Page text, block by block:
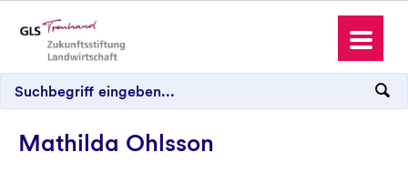
Mathilda Ohlsson